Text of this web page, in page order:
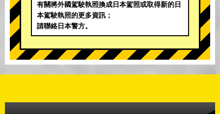
有關將外國駕駛執照換成日本駕照或取得新的日
本駕駛執照的更多資訊；
請聯絡日本警方。